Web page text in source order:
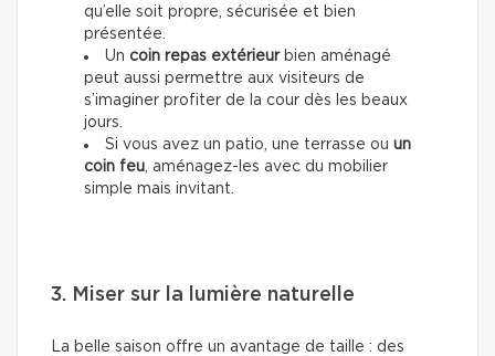
qu’elle soit propre, sécurisée et bien
présentée.
Un coin repas extérieurbien aménagé
peut aussi permettre aux visiteurs de
s’imaginer profiter de la cour dès les beaux
jours.
Si vous avez un patio, une terrasse ou un
coin feu , aménagez-les avec du mobilier
simple mais invitant.
3. Miser sur la lumière naturelle
La belle saison offre un avantage de taille : des